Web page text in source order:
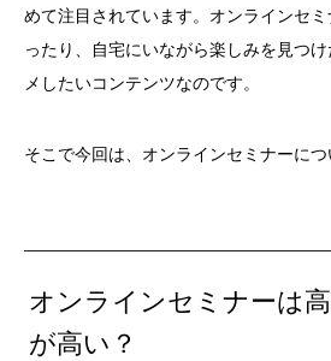
めて注目されています。オンラインセ
ったり、自宅にいながら楽しみを見つ
メしたいコンテンツなのです。
そこで今回は、オンラインセミナーにつ
オンラインセミナーは
が高い？